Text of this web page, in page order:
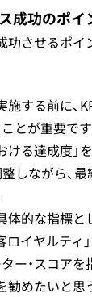
成功のポイ
功させるポイ
する前に、
とが重要で
る達成度」
しながら、
的な指標とし
客ロイヤルテ
ー・スコアを
勧めたいと思